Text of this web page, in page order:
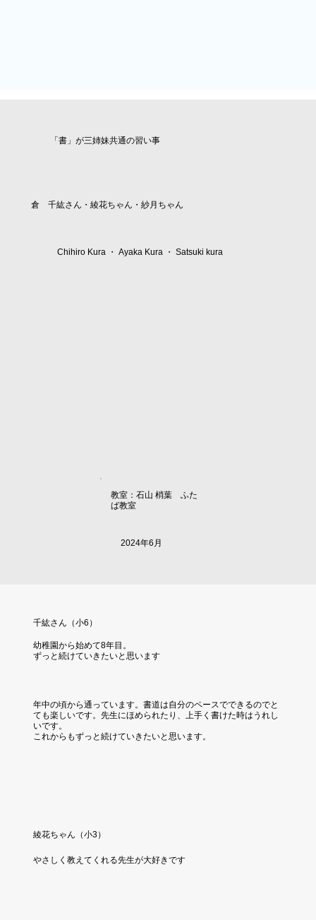
Chihiro Kura ・ Ayaka Kura ・ Satsuki kura
​「書」が三姉妹共通の習い事
教室：石山 梢葉 ふた
ば教室
2024年6月
倉 千紘さん・綾花ちゃん・紗月ちゃん
幼稚園から始めて8年目。
​ずっと続けていきたいと思います
年中の頃から通っています。書道は自分のペースでできるのでと
ても楽しいです。先生にほめられたり、上手く書けた時はうれし
いです。
​これからもずっと続けていきたいと思います。
やさしく教えてくれる先生が大好きです
千紘さん（小6）
綾花ちゃん（小3）